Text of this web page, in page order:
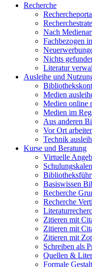
Recherche
Nach
Fachbezogen
Nichts
Literatur
Ausleihe und
Medien
Medien online
Medien im
Aus anderen
Vor Ort
Technik
Kurse und Beratung
Virtuelle
Basiswissen
Recherche
Recherche
Zitieren mit
Zitieren mit
Zitieren mit
Schreiben als
Quellen &
Formale